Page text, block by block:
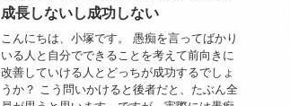
成長しないし成功しない
こんにちは、小塚です。 愚痴を言ってばかり
いる人と自分でできることを考えて前向きに
改善していける人とどっちが成功するでしょ
うか？ こう問いかけると後者だと、たぶん全